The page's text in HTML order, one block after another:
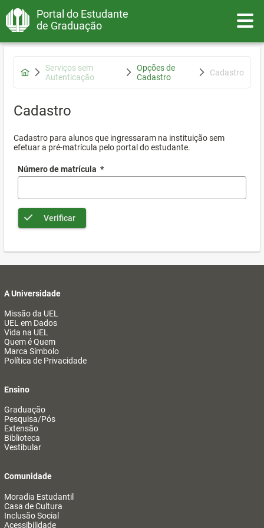
Portal do Estudante
de Graduação
Serviços sem
Autenticação
Opções de
Cadastro
Cadastro
Cadastro
Cadastro para alunos que ingressaram na instituição sem
efetuar a pré-matrícula pelo portal do estudante.
Número de matrícula *
Verificar
A Universidade
Missão da UEL
UEL em Dados
Vida na UEL
Quem é Quem
Marca Símbolo
Política de Privacidade
Ensino
Graduação
Pesquisa/Pós
Extensão
Biblioteca
Vestibular
Comunidade
Moradia Estudantil
Casa de Cultura
Inclusão Social
Acessibilidade